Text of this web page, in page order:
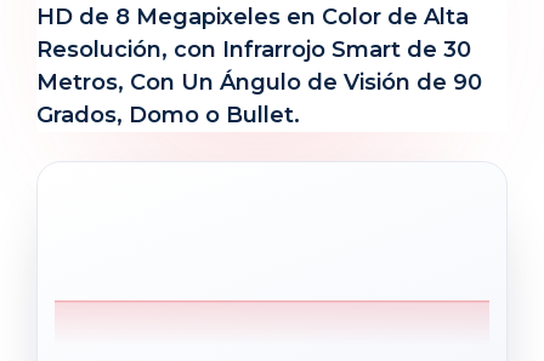
HD de 8 Megapixeles en Color de Alta
Resolución, con Infrarrojo Smart de 30
Metros, Con Un Ángulo de Visión de 90
Grados, Domo o Bullet.